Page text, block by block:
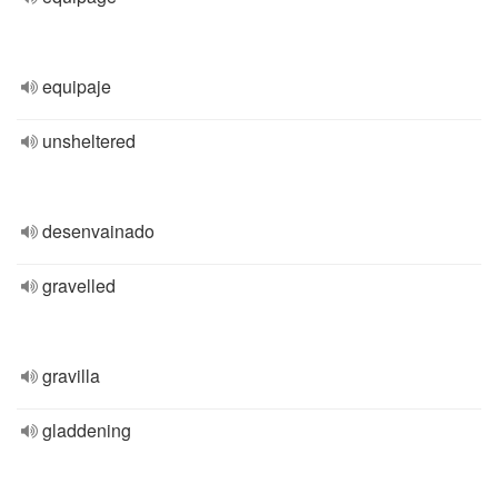
equipaje
unsheltered
desenvainado
gravelled
gravilla
gladdening